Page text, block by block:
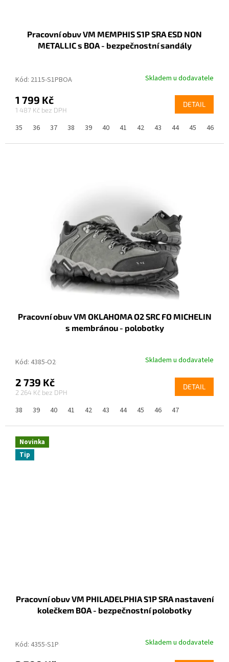
Pracovní obuv VM MEMPHIS S1P SRA ESD NON
METALLIC s BOA - bezpečnostní sandály
Kód: 2115-S1PBOA-36 Skladem u dodavatele
1 799 Kč
1 487 Kč
DETAIL
35 36 37 38 39 40 41 42 43 44 45 46
Pracovní obuv VM OKLAHOMA O2 SRC FO MICHELIN
s membránou - polobotky
Kód: 4385-O2-38 Skladem u dodavatele
2 739 Kč
2 264 Kč
DETAIL
38 39 40 41 42 43 44 45 46 47
Novinka
Tip
Pracovní obuv VM PHILADELPHIA S1P SRA nastavení
kolečkem BOA - bezpečnostní polobotky
Kód: 4355-S1P-38 Skladem u dodavatele